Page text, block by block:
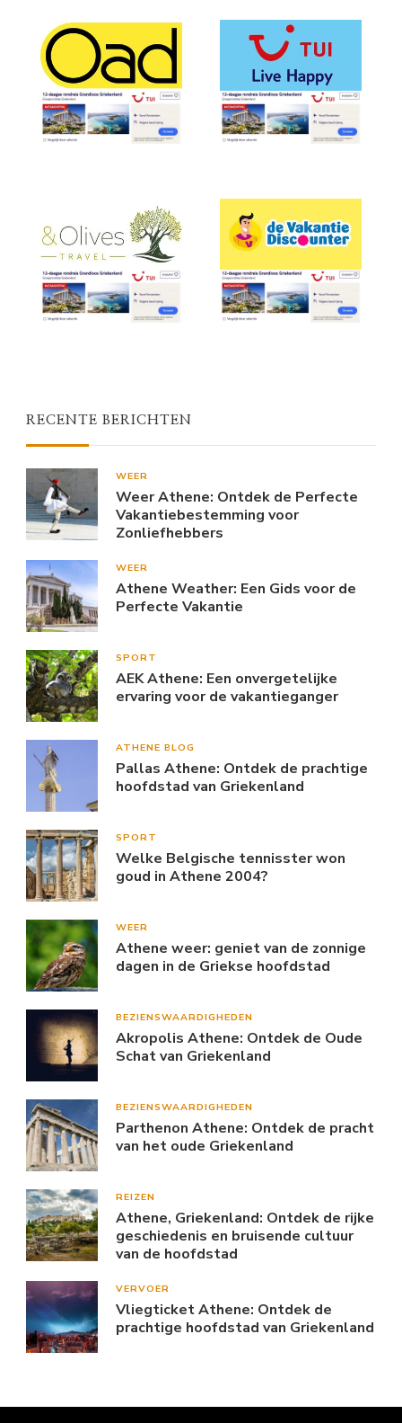
RECENTE BERICHTEN
WEER
Weer Athene: Ontdek de Perfecte
Vakantiebestemming voor
Zonliefhebbers
WEER
Athene Weather: Een Gids voor de
Perfecte Vakantie
SPORT
AEK Athene: Een onvergetelijke
ervaring voor de vakantieganger
ATHENE BLOG
Pallas Athene: Ontdek de prachtige
hoofdstad van Griekenland
SPORT
Welke Belgische tennisster won
goud in Athene 2004?
WEER
Athene weer: geniet van de zonnige
dagen in de Griekse hoofdstad
BEZIENSWAARDIGHEDEN
Akropolis Athene: Ontdek de Oude
Schat van Griekenland
BEZIENSWAARDIGHEDEN
Parthenon Athene: Ontdek de pracht
van het oude Griekenland
REIZEN
Athene, Griekenland: Ontdek de rijke
geschiedenis en bruisende cultuur
van de hoofdstad
VERVOER
Vliegticket Athene: Ontdek de
prachtige hoofdstad van Griekenland